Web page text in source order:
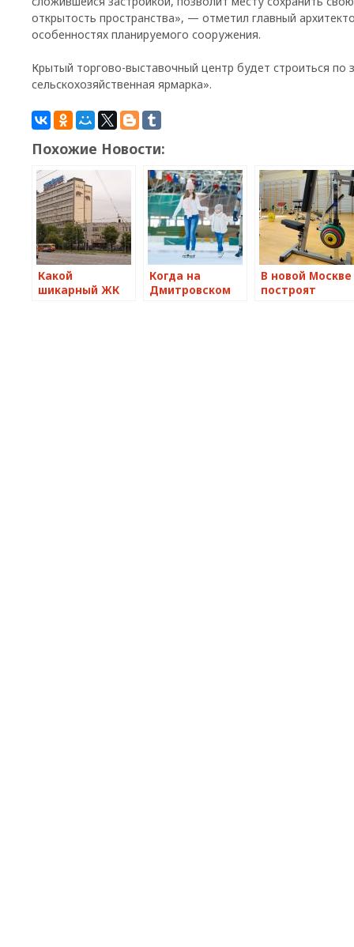
открытость пространства», — отметил главный
особенностях планируемого сооружения.
Крытый торгово-выставочный центр будет строиться по
сельскохозяйственная ярмарка».
Похожие Новости:
Какой
шикарный ЖК
Когда на
Дмитровском
В новой Москве
построят